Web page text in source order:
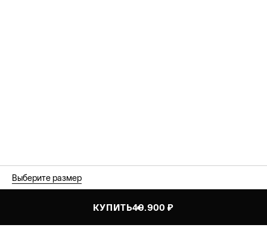
Выберите размер
КУПИТЬ49.900 ₽